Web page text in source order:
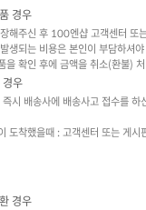
경우
해주신 후 100엔샵 고객센터 또
생되는 비용은 본인이 부담하셔
확인 후에 금액을 취소(환불)
우
시 배송사에 배송사고 접수를 하
도착했을때 : 고객센터 또는 게시
경우